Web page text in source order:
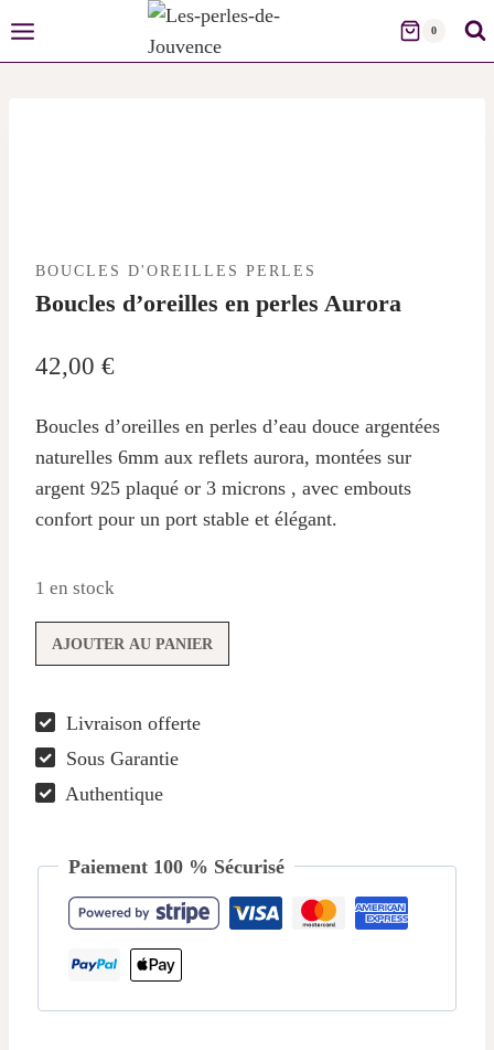
to
0
BOUCLES D'OREILLES PERLES
Boucles d’oreilles en perles Aurora
42,00 €
Boucles d’oreilles en perles d’eau douce argentées
naturelles 6mm aux reflets aurora, montées sur
argent 925 plaqué or 3 microns , avec embouts
confort pour un port stable et élégant.
1 en stock
quantité
de
d’oreilles
en
perles
AJOUTER AU PANIER
Livraison offerte
Sous Garantie
Authentique
Paiement 100 % Sécurisé